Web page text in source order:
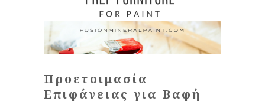
Προετοιμασία
Επιφάνειας για Βαφή